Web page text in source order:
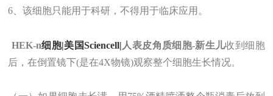
6、该细胞只能用于科研，不得用于临床应用。
HEK-n细胞|美国Sciencell| 人表皮角质细胞-新生儿收到细胞
后，在倒置镜下(是在4X物镜)观察整个细胞生长情况。